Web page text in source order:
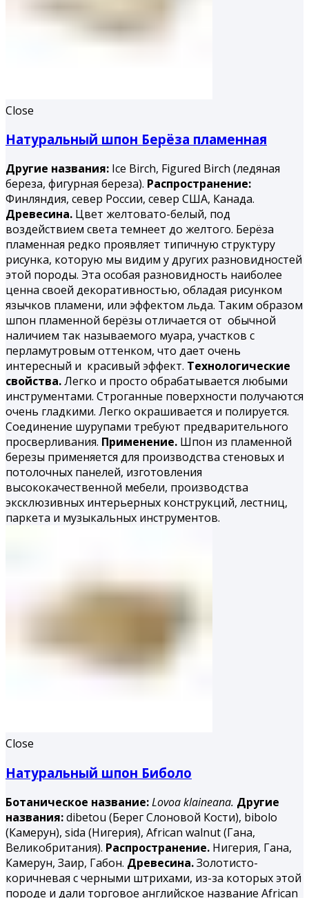
Close
Натуральный шпон Берёза пламенная
Другие названия: Ice Birch, Figured Birch (ледяная
береза, фигурная береза). Распространение:
Финляндия, север России, север США, Канада.
Древесина. Цвет желтовато-белый, под
воздействием света темнеет до желтого. Берёза
пламенная редко проявляет типичную структуру
рисунка, которую мы видим у других разновидностей
этой породы. Эта особая разновидность наиболее
ценна своей декоративностью, обладая рисунком
язычков пламени, или эффектом льда. Таким образом
шпон пламенной берёзы отличается от обычной
наличием так называемого муара, участков с
перламутровым оттенком, что дает очень
интересный и красивый эффект. Технологические
свойства.Легко и просто обрабатывается любыми
инструментами. Строганные поверхности получаются
очень гладкими. Легко окрашивается и полируется.
Соединение шурупами требуют предварительного
просверливания. Применение. Шпон из пламенной
березы применяется для производства стеновых и
потолочных панелей, изготовления
высококачественной мебели, производства
эксклюзивных интерьерных конструкций, лестниц,
паркета и музыкальных инструментов.
Close
Натуральный шпон Биболо
Ботаническое название:Lovoa klaineana. Другие
названия:dibetou (Берег Слоновой Кости), bibolo
(Камерун), sida (Нигерия), African walnut (Гана,
Великобритания). Распространение. Нигерия, Гана,
Камерун, Заир, Габон. Древесина.Золотисто-
коричневая с черными штрихами, из-за которых этой
породе и дали торговое английское название African